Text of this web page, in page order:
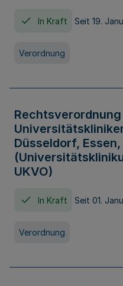
In Kraft Seit 19.
Verordnung
Düsseldorf,
UKVO)
In Kraft Seit 01.
Verordnung